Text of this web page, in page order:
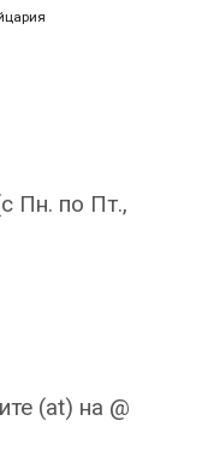
Пн. по Пт.,
(at) на @